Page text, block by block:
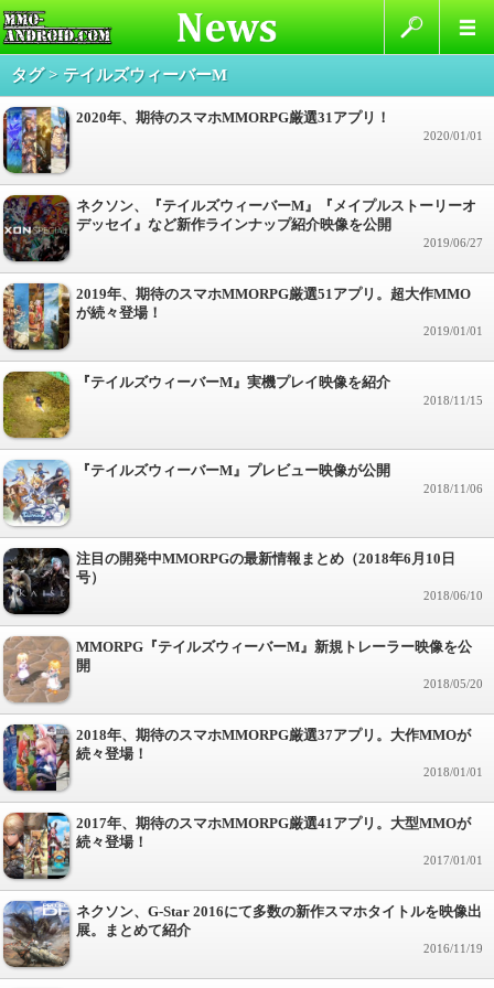
タグ > テイルズウィーバーM
2020年、期待のスマホMMORPG厳選31アプリ！
2020/01/01
ネクソン、『テイルズウィーバーM』『メイプルストーリーオ
デッセイ』など新作ラインナップ紹介映像を公開
2019/06/27
2019年、期待のスマホMMORPG厳選51アプリ。超大作MMO
が続々登場！
2019/01/01
『テイルズウィーバーM』実機プレイ映像を紹介
2018/11/15
『テイルズウィーバーM』プレビュー映像が公開
2018/11/06
注目の開発中MMORPGの最新情報まとめ（2018年6月10日
号）
2018/06/10
MMORPG『テイルズウィーバーM』新規トレーラー映像を公
開
2018/05/20
2018年、期待のスマホMMORPG厳選37アプリ。大作MMOが
続々登場！
2018/01/01
2017年、期待のスマホMMORPG厳選41アプリ。大型MMOが
続々登場！
2017/01/01
ネクソン、G-Star 2016にて多数の新作スマホタイトルを映像出
展。まとめて紹介
2016/11/19